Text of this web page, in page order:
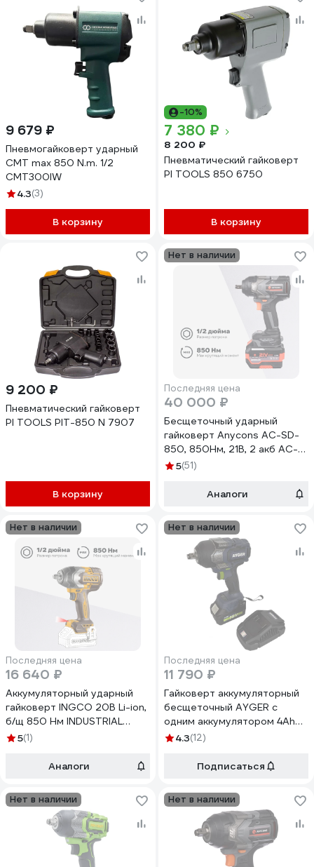
9 679 ₽
Пневмогайковерт ударный
СМТ max 850 N.m. 1/2
CMT300IW
4.3(3)
В корзину
-10%
7 380 ₽
8 200 ₽
Пневматический гайковерт
PI TOOLS 850 6750
В корзину
9 200 ₽
Пневматический гайковерт
PI TOOLS PIT-850 N 7907
В корзину
Нет в наличии
Последняя цена
40 000 ₽
Бесщеточный ударный
гайковерт Anycons AC-SD-
850, 850Нм, 21В, 2 акб AC-
SD8502
5(51)
Аналоги
Нет в наличии
Последняя цена
16 640 ₽
Аккумуляторный ударный
гайковерт INGCO 20В Li-ion,
б/щ 850 Нм INDUSTRIAL
CIWLI20851
5(1)
Аналоги
Нет в наличии
Последняя цена
11 790 ₽
Гайковерт аккумуляторный
бесщеточный AYGER с
одним аккумулятором 4Ah
APW18/850
4.3(12)
Подписаться
Нет в наличии Нет в наличии